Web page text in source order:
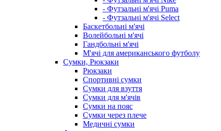
- Футзальні м'ячі Puma
- Футзальні м'ячі Select
Баскетбольні м'ячі
Волейбольні м'ячі
Гандбольні м'ячі
М'ячі для американського футболу
Сумки, Рюкзаки
Рюкзаки
Спортивні сумки
Сумки для взуття
Сумки для м'ячів
Сумки на пояс
Сумки через плече
Медичні сумки